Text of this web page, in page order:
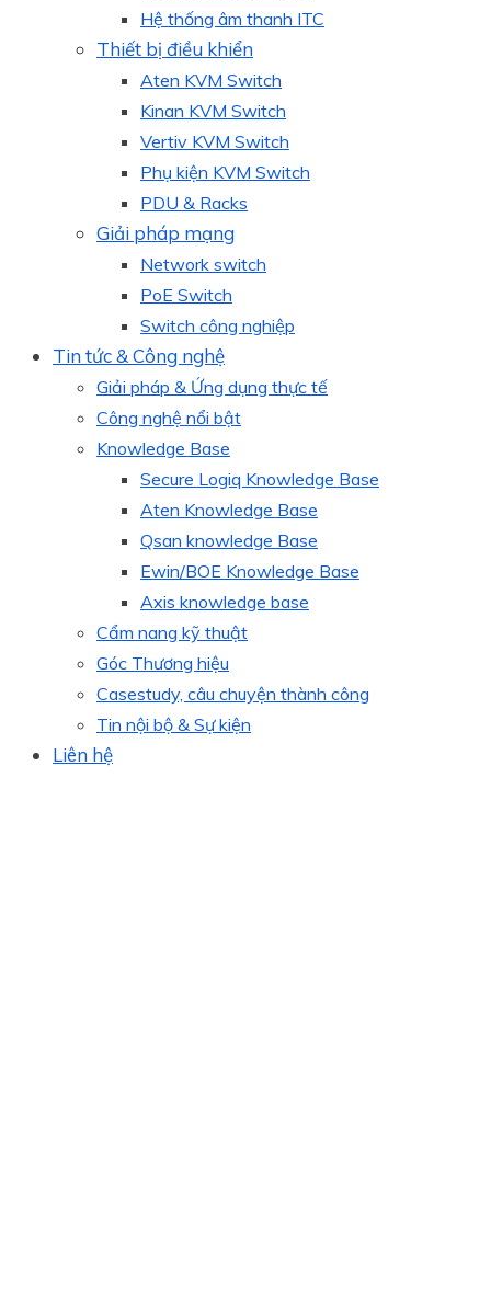
Hệ thống âm thanh ITC
Thiết bị điều khiển
Aten KVM Switch
Kinan KVM Switch
Vertiv KVM Switch
Phụ kiện KVM Switch
PDU & Racks
Giải pháp mạng
Network switch
PoE Switch
Switch công nghiệp
Tin tức & Công nghệ
Giải pháp & Ứng dụng thực tế
Công nghệ nổi bật
Knowledge Base
Secure Logiq Knowledge Base
Aten Knowledge Base
Qsan knowledge Base
Ewin/BOE Knowledge Base
Axis knowledge base
Cẩm nang kỹ thuật
Góc Thương hiệu
Casestudy, câu chuyện thành công
Tin nội bộ & Sự kiện
Liên hệ